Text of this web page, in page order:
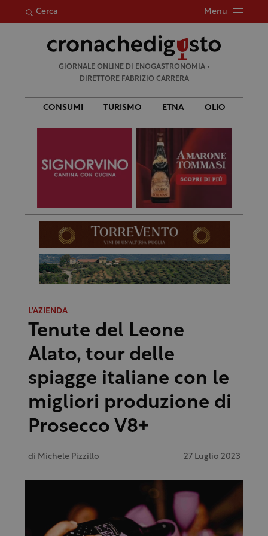
Cerca Menu
per:
GIORNALE ONLINE DI ENOGASTRONOMIA •
DIRETTORE FABRIZIO CARRERA
CONSUMI TURISMO ETNA OLIO
L'AZIENDA
Tenute del Leone
Alato, tour delle
spiagge italiane con le
migliori produzione di
Prosecco V8+
di Michele Pizzillo 27 Luglio 2023